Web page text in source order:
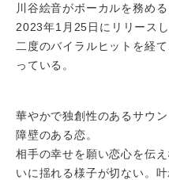
川谷絵音がボーカルを務め
2023年1月25日にリリースし
二度のバイラルヒットを経
っている。
華やかで独創性のあるサウ
障壁のある恋。
相手の幸せを願い恋心を伝
いに揺れる様子が切ない。